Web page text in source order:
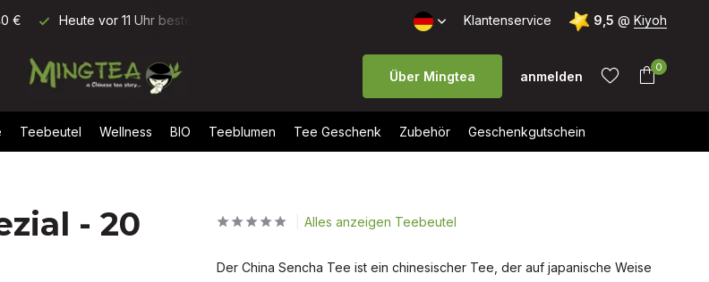
Bewertung: 9,5/10 (+1700 Rezensionen) Kostenloser Versand ab 40 €
Klantenservice 9,5 @ Kiyoh
Über Mingtea anmelden
anlegen
anlegen
0
Teebeutel Wellness BIO Teeblumen Tee Geschenk Zubehör Geschenkgutschein
- 20
Alles anzeigen Teebeutel
Der China Sencha Tee ist ein chinesischer Tee, der auf japanische Weise